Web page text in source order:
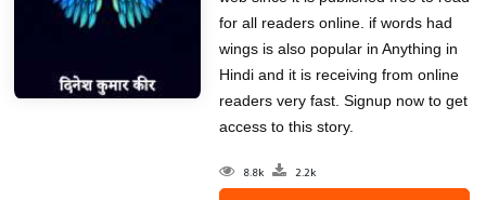
for all readers online. if words had
wings is also popular in Anything in
Hindi and it is receiving from online
readers very fast. Signup now to get
access to this story.
8.8k 2.2k